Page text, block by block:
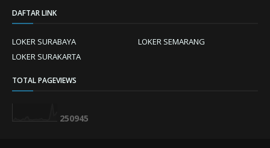
DAFTAR LINK
LOKER SURABAYA
LOKER SEMARANG
LOKER SURAKARTA
TOTAL PAGEVIEWS
250945